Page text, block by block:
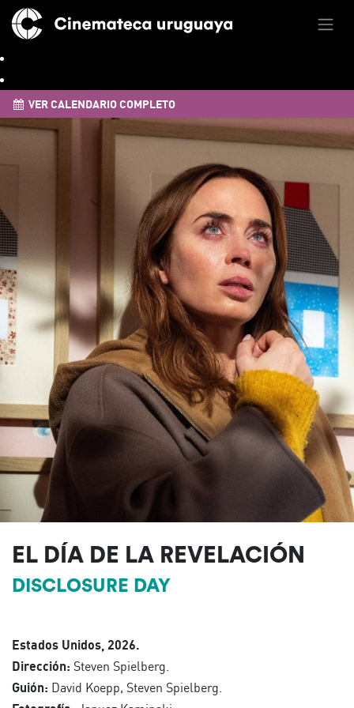
VER CALENDARIO COMPLETO
EL DÍA DE LA REVELACIÓN
DISCLOSURE DAY
Estados Unidos, 2026.
Dirección: Steven Spielberg.
Guión: David Koepp, Steven Spielberg.